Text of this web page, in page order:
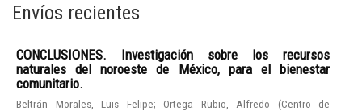
Envíos recientes
CONCLUSIONES. Investigación sobre los recursos
naturales del noroeste de México, para el bienestar
comunitario.
Beltrán Morales, Luis Felipe; Ortega Rubio, Alfredo (Centro de